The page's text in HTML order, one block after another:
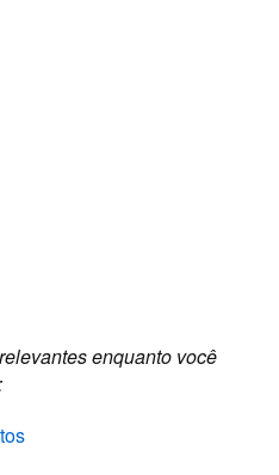
enquanto você